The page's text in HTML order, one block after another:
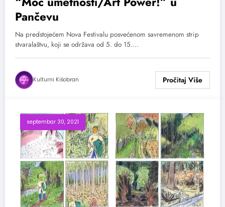
Pančevu
Na predstojećem Nova Festivalu posvećenom savremenom strip
stvaralaštvu, koji se održava od 5. do 15.…
Kulturni Kišobran
septembar 30, 2021